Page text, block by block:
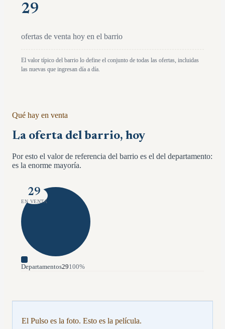
29
ofertas de venta hoy en el barrio
El valor típico del barrio lo define el conjunto de todas las ofertas, incluidas
las nuevas que ingresan día a día.
Qué hay en venta
La oferta del barrio, hoy
Por esto el valor de referencia del barrio es el del departamento:
es la enorme mayoría.
29
EN VENTA
Departamentos29100%
El Pulso es la foto. Esto es la película.